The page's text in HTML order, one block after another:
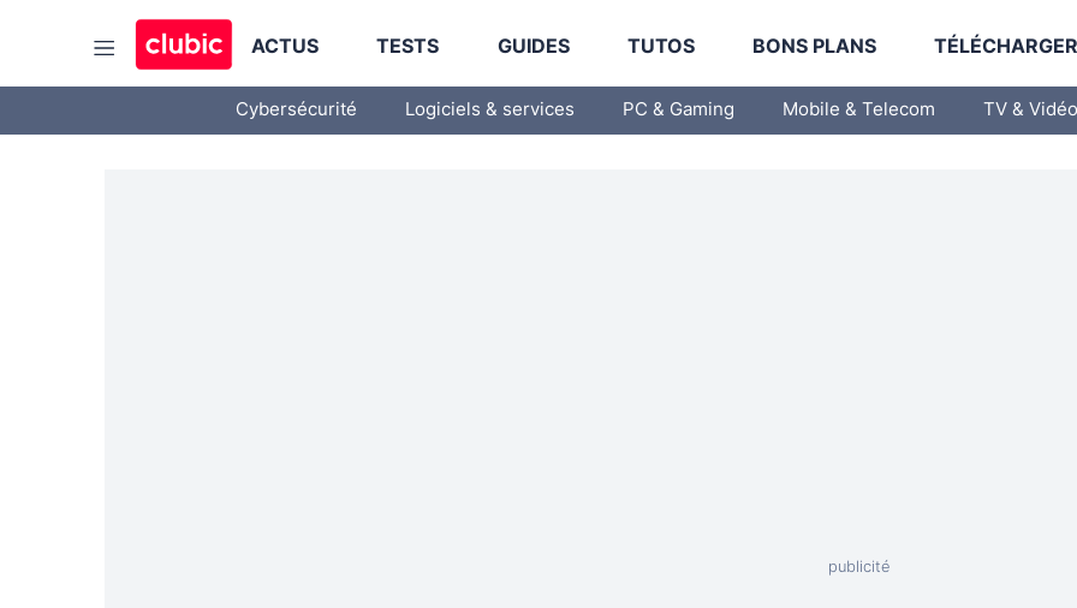
ACTUS TESTS GUIDES TUTOS BONS PLANS
Cybersécurité Logiciels & services PC & Gaming Mobile & Telecom TV & Vidéo